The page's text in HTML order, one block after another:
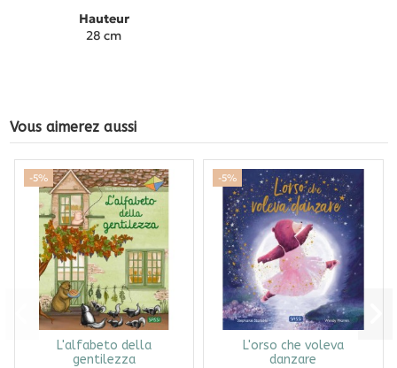
Hauteur
28 cm
Vous aimerez aussi
-5%
L'alfabeto della
gentilezza
-5%
L'orso che voleva
danzare